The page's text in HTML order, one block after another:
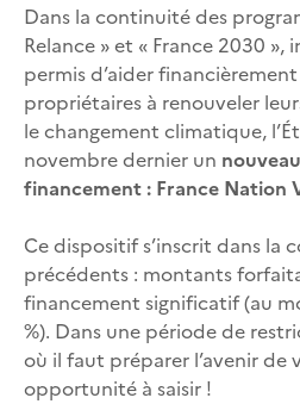
Dans la continuité des
Relance » et « France 2030
permis d’aider
propriétaires à renouveler
le changement climatique,
novembre dernier un
financement : France Nation
Ce dispositif s’inscrit dans la
précédents : montants
financement significatif (au
%). Dans une période de
où il faut préparer l’avenir de
opportunité à saisir !